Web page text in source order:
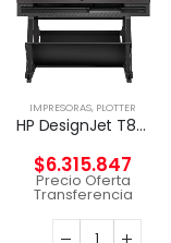
IMPRESORAS, PLOTTER
HP DesignJet T850 36-in Multifuncional
$6.315.847
Precio Oferta
Transferencia